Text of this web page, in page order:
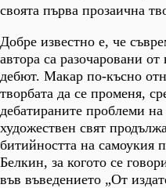
своята първа прозаична
Добре известно е, че
автора са разочаровани
дебют. Макар по-късно
творбата да се променя,
дебатираните проблеми
художествен свят
битийността на самоукия
Белкин, за когото се
във въведението „От